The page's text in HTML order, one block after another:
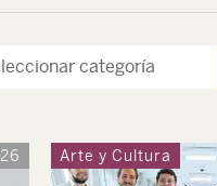
Arte y Cultura